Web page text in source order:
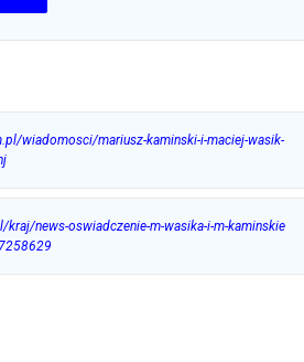
wiadomosci/mariusz-kaminski-i-maciej-wasik-
news-oswiadczenie-m-wasika-i-m-kaminskie